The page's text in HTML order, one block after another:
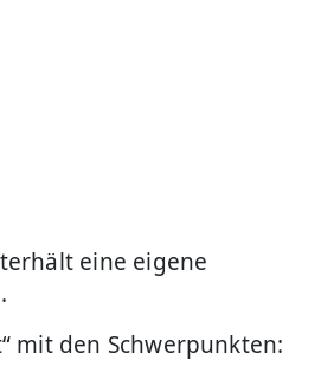
eine eigene
mit den Schwerpunkten: